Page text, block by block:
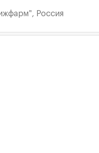
Россия